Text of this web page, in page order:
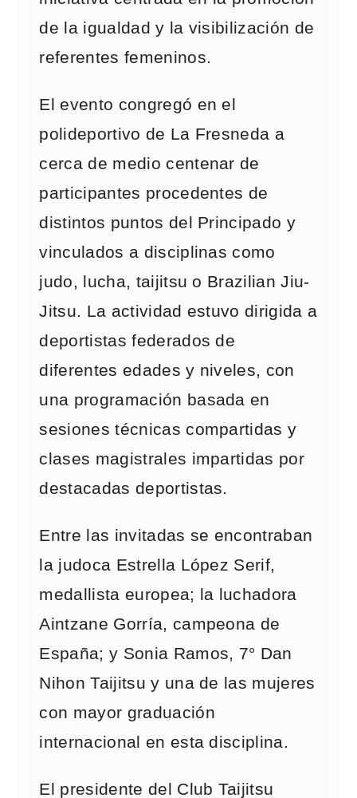
de la igualdad y la visibilización de
referentes femeninos.
El evento congregó en el
polideportivo de La Fresneda a
cerca de medio centenar de
participantes procedentes de
distintos puntos del Principado y
vinculados a disciplinas como
judo, lucha, taijitsu o Brazilian Jiu-
Jitsu. La actividad estuvo dirigida a
deportistas federados de
diferentes edades y niveles, con
una programación basada en
sesiones técnicas compartidas y
clases magistrales impartidas por
destacadas deportistas.
Entre las invitadas se encontraban
la judoca Estrella López Serif,
medallista europea; la luchadora
Aintzane Gorría, campeona de
España; y Sonia Ramos, 7° Dan
Nihon Taijitsu y una de las mujeres
con mayor graduación
internacional en esta disciplina.
El presidente del Club Taijitsu